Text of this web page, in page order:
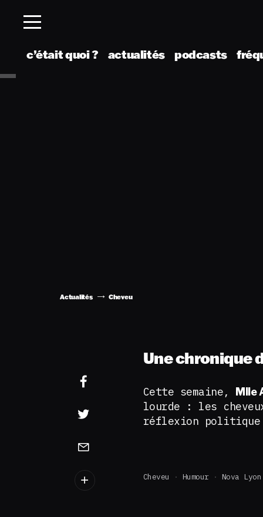
c’était quoi ? actualités podcasts
Actualités Cheveu
Une chronique
Cette semaine, Mlle
lourde : les
réflexion politique
Cheveu Humour Nova Lyon